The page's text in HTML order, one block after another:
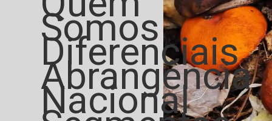
Somos
Diferenciais
Abrangência
Nacional